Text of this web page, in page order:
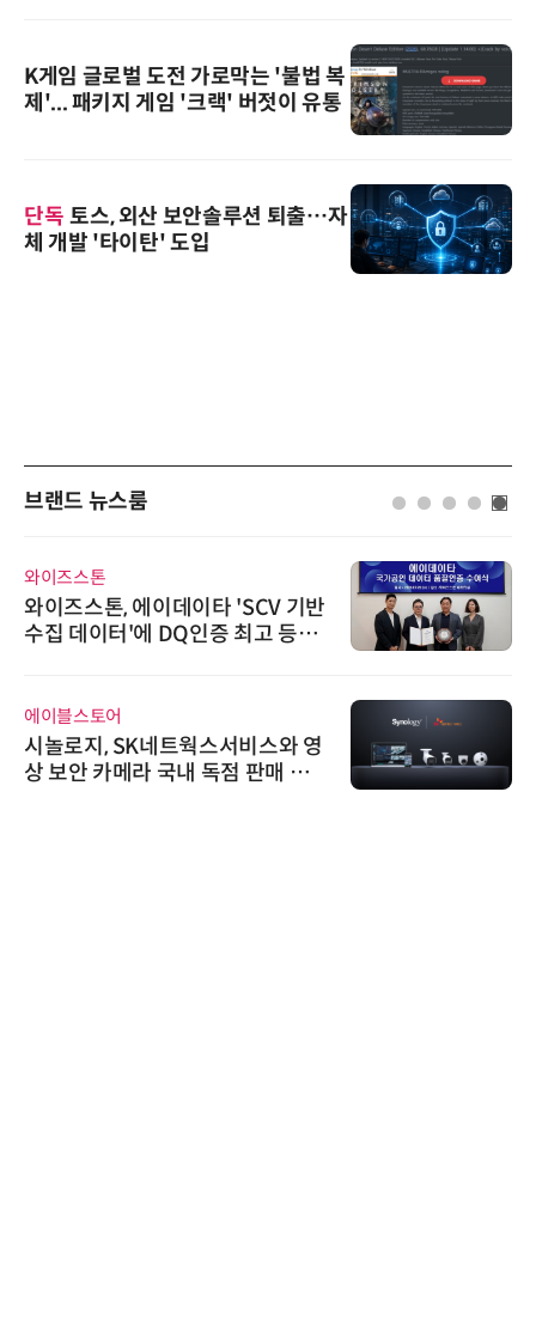
K게임 글로벌 도전 가로막는 '불법 복
제'... 패키지 게임 '크랙' 버젓이 유통
단독 토스, 외산 보안솔루션 퇴출…자
체 개발 '타이탄' 도입
브랜드 뉴스룸
타 'SCV 기반
증 최고 등급
스서비스와 영
독점 판매 파
노보센스
노보센스, PWM 고
난제 극복…차량용
비쉐이
비쉐이, 모든 주요
원하는 TSOP15300